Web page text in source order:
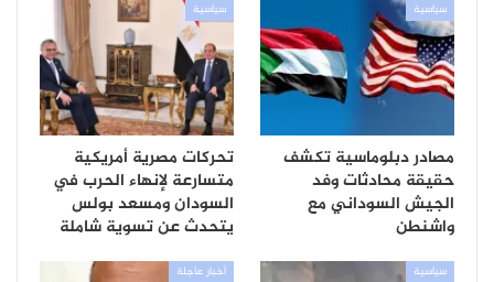
سياسية
مصادر دبلوماسية تكشف
حقيقة محادثات وفد
الجيش السوداني مع
واشنطن
سياسية
تحركات مصرية أمريكية
متسارعة لإنهاء الحرب في
السودان ومسعد بولس
يتحدث عن تسوية شاملة
سياسية أخبار عاجلة